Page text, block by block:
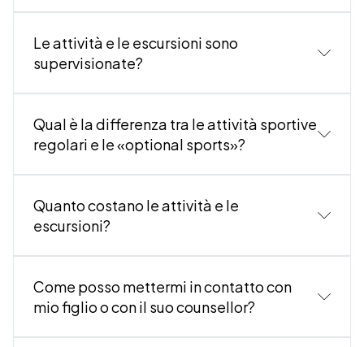
Le attività e le escursioni sono
supervisionate?
Qual è la differenza tra le attività sportive
regolari e le «optional sports»?
stre attività spor
Quanto costano le attività e le
escursioni?
Come posso mettermi in contatto con
mio figlio o con il suo counsellor?